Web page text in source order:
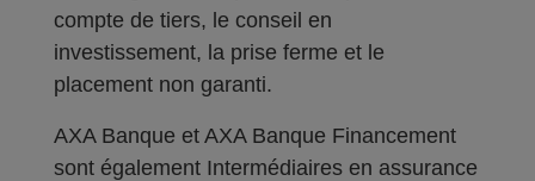
compte de tiers, le conseil en
investissement, la prise ferme et le
placement non garanti.
AXA Banque et AXA Banque Financement
sont également Intermédiaires en assurance